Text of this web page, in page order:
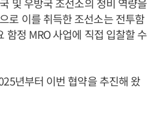
로 이를 취득한 조선소는 전투함
함정 MRO 사업에 직접 입찰할 수
년부터 이번 협약을 추진해 왔